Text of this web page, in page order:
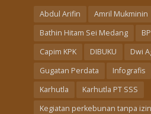
Abdul Arifin Amril Mukminin
Bathin Hitam Sei Medang
Capim KPK
DIBUKU
Dwi
Gugatan Perdata
Infografis
Karhutla
Karhutla PT SSS
Kegiatan perkebunan tanpa izin